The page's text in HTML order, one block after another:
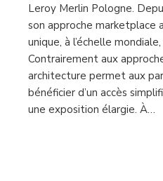
Leroy Merlin Pologne.
son approche marketplace
unique, à l’échelle
Contrairement aux
architecture permet aux
bénéficier d’un accès
une exposition élargie. À…